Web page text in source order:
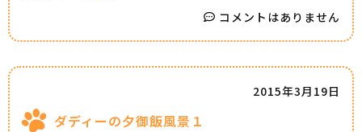
コメントはありません
ダディーの夕御飯風景１
2015年3月19日